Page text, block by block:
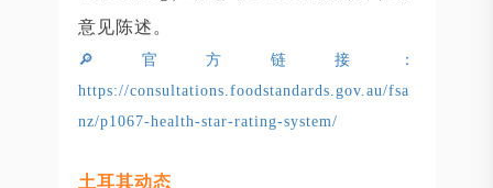
意见陈述。
🔎官方链接：
https://consultations.foodstandards.gov.au/fsa
nz/p1067-health-star-rating-system/
土耳其动态